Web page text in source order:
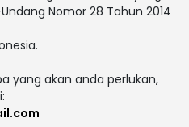
Nomor 28 Tahun 2014
yang akan anda perlukan,